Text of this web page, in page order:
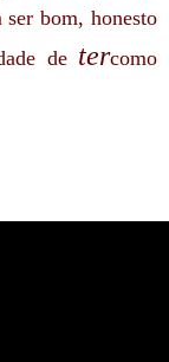
bom, honesto
de tercomo